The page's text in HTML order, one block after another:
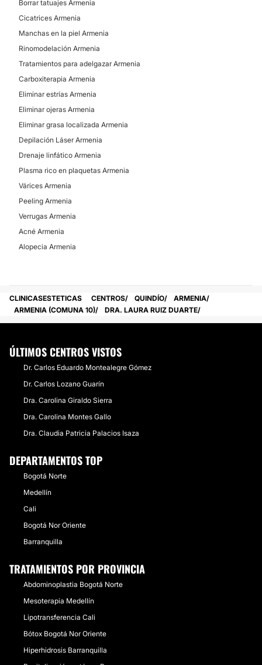
Tarjetas de crédito/débito
Consignación bancaria
Borrar tatuajes Armenia
Cicatrices Armenia
Manchas en la piel Armenia
Rinomodelación Armenia
Tratamientos para adelgazar Armenia
Carboxiterapia Armenia
Eliminar estrías Armenia
Eliminar ojeras Armenia
Eliminar grasa localizada Armenia
Depilación Láser Armenia
Drenaje linfático Armenia
Plasma rico en plaquetas Armenia
Várices Armenia
Peeling Armenia
Verrugas Armenia
Acné Armenia
Alopecia Armenia
CLINICASESTETICAS CENTROS QUINDÍO
ARMENIA
ARMENIA (COMUNA 10)
DRA. LAURA RUIZ DUARTE
ÚLTIMOS CENTROS VISTOS
Dr. Carlos Eduardo Montealegre Gómez
Dr. Carlos Lozano Guarín
Dra. Carolina Giraldo Sierra
Dra. Carolina Montes Gallo
Dra. Claudia Patricia Palacios Isaza
DEPARTAMENTOS TOP
Bogotá Norte
Medellín
Cali
Bogotá Nor Oriente
Barranquilla
TRATAMIENTOS POR PROVINCIA
Abdominoplastia Bogotá Norte
Mesoterapia Medellín
Lipotransferencia Cali
Bótox Bogotá Nor Oriente
Hiperhidrosis Barranquilla